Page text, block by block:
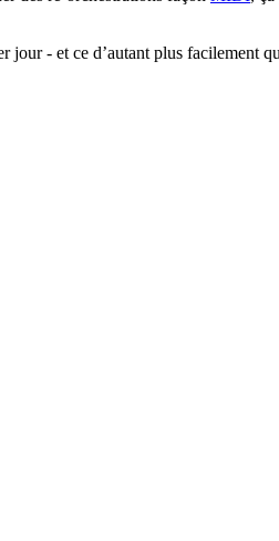
- et ce d’autant plus facilement